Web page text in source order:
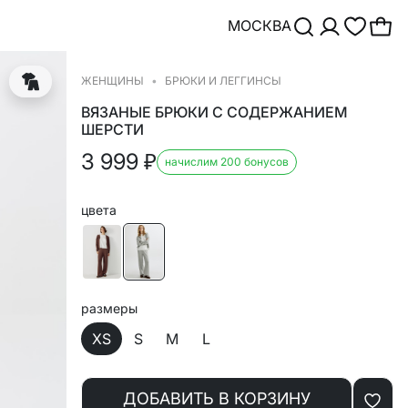
МОСКВА
ЖЕНЩИНЫ БРЮКИ И ЛЕГГИНСЫ
ВЯЗАНЫЕ БРЮКИ С СОДЕРЖАНИЕМ
ШЕРСТИ
3 999 ₽ начислим 200 бонусов
цвета
размеры
XS S M L
ДОБАВИТЬ В КОРЗИНУ